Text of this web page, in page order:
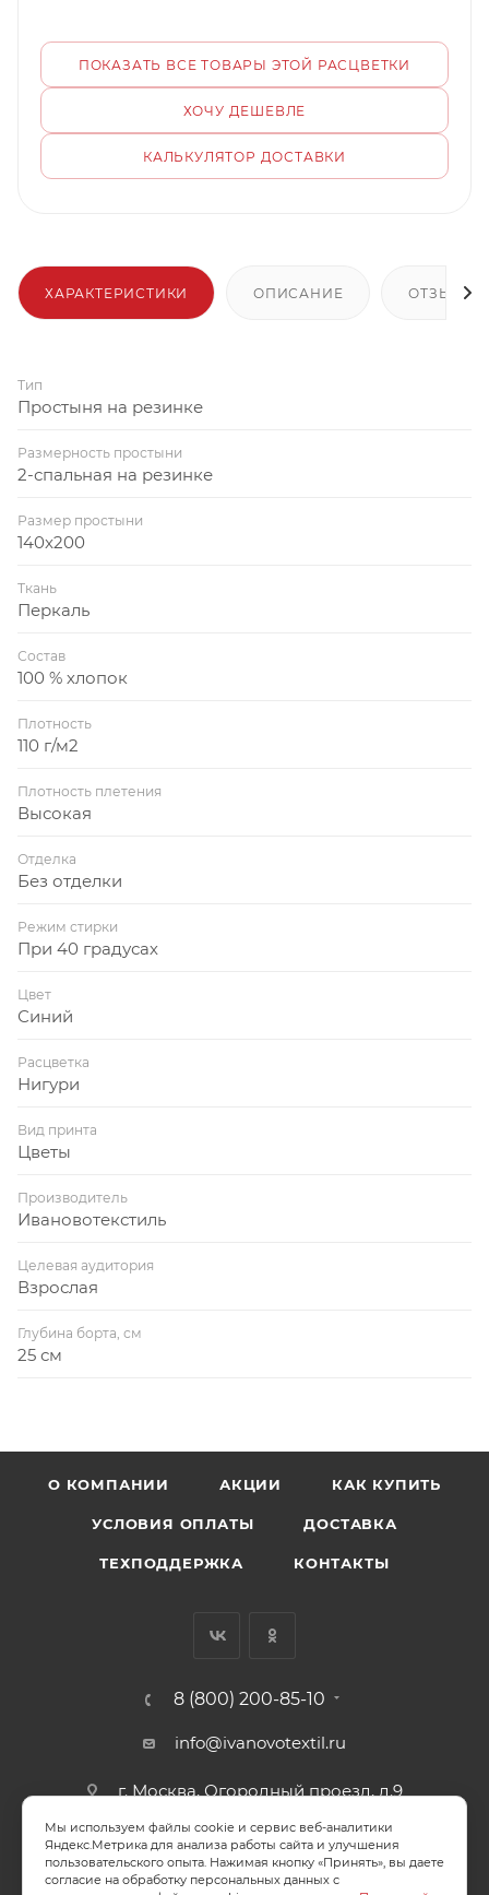
ПОКАЗАТЬ ВСЕ ТОВАРЫ ЭТОЙ РАСЦВЕТКИ
ХОЧУ ДЕШЕВЛЕ
КАЛЬКУЛЯТОР ДОСТАВКИ
ХАРАКТЕРИСТИКИ ОПИСАНИЕ ОТЗЫВЫ
Тип
Простыня на резинке
Размерность простыни
2-спальная на резинке
Размер простыни
140x200
Ткань
Перкаль
Состав
100 % хлопок
Плотность
110 г/м2
Плотность плетения
Высокая
Отделка
Без отделки
Режим стирки
При 40 градусах
Цвет
Синий
Расцветка
Нигури
Вид принта
Цветы
Производитель
Ивановотекстиль
Целевая аудитория
Взрослая
Глубина борта, см
25 см
О КОМПАНИИ АКЦИИ КАК КУПИТЬ
УСЛОВИЯ ОПЛАТЫ ДОСТАВКА
ТЕХПОДДЕРЖКА КОНТАКТЫ
8 (800) 200-85-10
info@ivanovotextil.ru
г. Москва, Огородный проезд, д.9
СОГЛАСИЕ НА ОБРАБОТКУ ПЕРСОНАЛЬНЫХ ДАННЫХ
Мы используем файлы cookie и сервис веб-аналитики
Яндекс.Метрика для анализа работы сайта и улучшения
пользовательского опыта. Нажимая кнопку «Принять», вы даете
согласие на обработку персональных данных с